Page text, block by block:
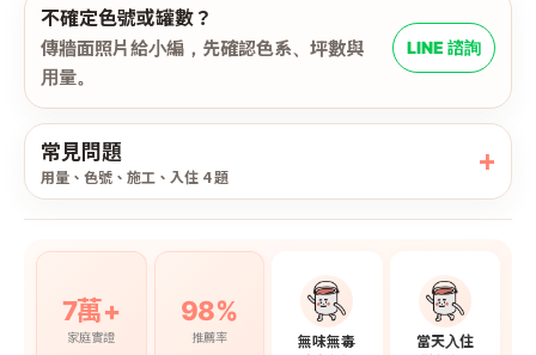
不確定色號或罐數？
傳牆面照片給小編，先確認色系、坪數與
用量。
LINE 諮詢
常見問題
用量、色號、施工、入住 4 題
7萬+
家庭實證
98%
推薦率 無味無毒 當天入住